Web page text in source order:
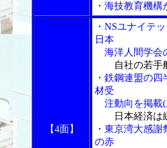
・海技教育機
【4面】
・NSユナイテ
日本
海洋人間学会
自社の若手
・鉄鋼連盟の
材受
注動向を掲載(
日本経済は
・東京湾大感
の赤